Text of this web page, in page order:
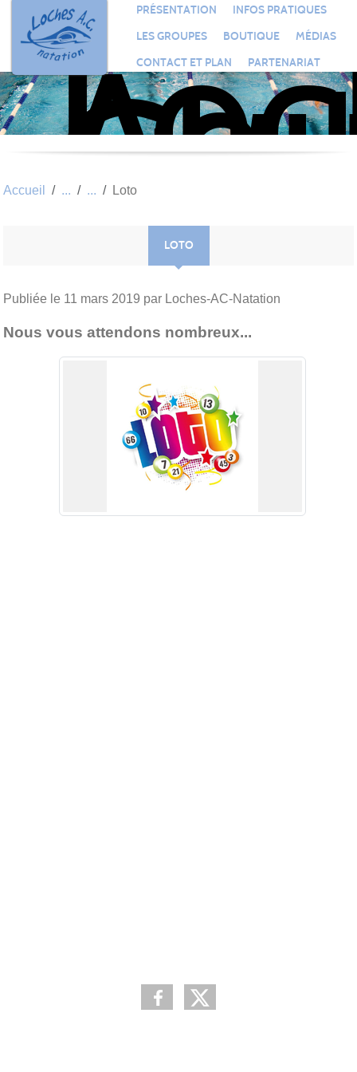
PRÉSENTATION
INFOS PRATIQUES
LES GROUPES
BOUTIQUE
MÉDIAS
CONTACT ET PLAN
PARTENARIAT
Accueil Loto
LOTO
Publiée le 11 mars 2019 par Loches-AC-Natation
Nous vous attendons nombreux...
Panneau de gestion des cookies